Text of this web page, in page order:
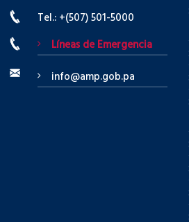
Tel.: +(507) 501-5000
Líneas de Emergencia
info@amp.gob.pa